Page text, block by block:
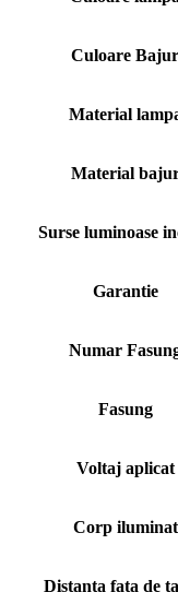
Culoare Bajur
Material
Material
Surse luminoase
Garantie
Numar
Fasung
Voltaj aplicat
Corp iluminat
Distanta fata de